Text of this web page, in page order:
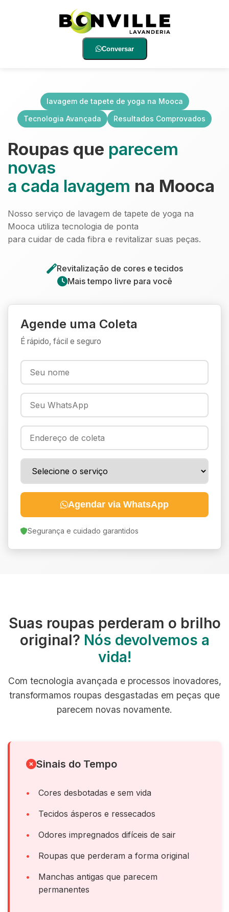
Conversar
lavagem de tapete de yoga na Mooca
Tecnologia Avançada
Resultados Comprovados
Roupas que parecem
novas
a cada lavagem na Mooca
Nosso serviço de lavagem de tapete de yoga na
Mooca utiliza tecnologia de ponta
para cuidar de cada fibra e revitalizar suas peças.
Revitalização de cores e tecidos
Mais tempo livre para você
Agende uma Coleta
É rápido, fácil e seguro
Agendar via WhatsApp
Segurança e cuidado garantidos
Suas roupas perderam o brilho
original? Nós devolvemos a
vida!
Com tecnologia avançada e processos inovadores,
transformamos roupas desgastadas em peças que
parecem novas novamente.
Sinais do Tempo
Cores desbotadas e sem vida
Tecidos ásperos e ressecados
Odores impregnados difíceis de sair
Roupas que perderam a forma original
Manchas antigas que parecem
permanentes